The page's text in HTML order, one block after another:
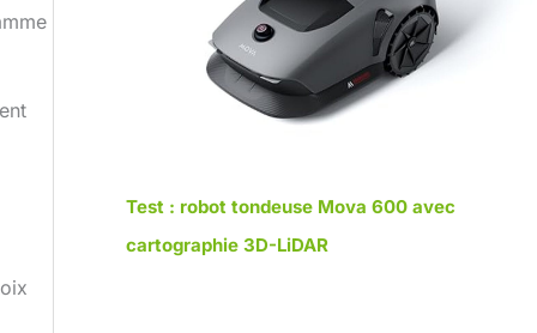
Test : robot tondeuse Mova 600 avec
cartographie 3D-LiDAR